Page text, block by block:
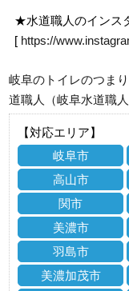
★水道職人のインス
[ https://
岐阜のトイレのつま
道職人（岐阜水道職人
【対応エリア】
岐阜市
高山市
関市
美濃市
羽島市
美濃加茂市